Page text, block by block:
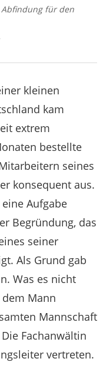
Abfindung für den
kleinen
kam
extrem
bestellte
seines
konsequent aus.
Aufgabe
Begründung, das
seiner
Als Grund gab
Was es nicht
Mann
Mannschaft
Fachanwältin
vertreten.